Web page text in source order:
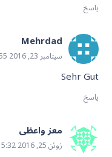
پاسخ
Mehrdad
سپتامبر 23, 2016 11:55 ب.ظ
Sehr Gut
پاسخ
معز واعظی
ژوئن 25, 2016 5:32 ب.ظ